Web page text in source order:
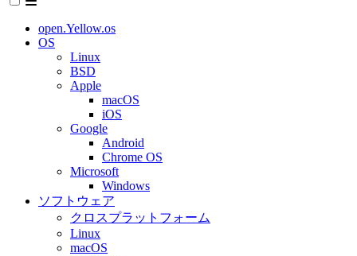
open.Yellow.os
OS
Linux
BSD
Apple
macOS
iOS
Google
Android
Chrome OS
Microsoft
Windows
ソフトウェア
クロスプラットフォーム
Linux
macOS